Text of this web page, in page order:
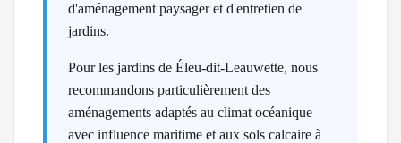
d'aménagement paysager et d'entretien de
jardins.
Pour les jardins de Éleu-dit-Leauwette, nous
recommandons particulièrement des
aménagements adaptés au climat océanique
avec influence maritime et aux sols calcaire à